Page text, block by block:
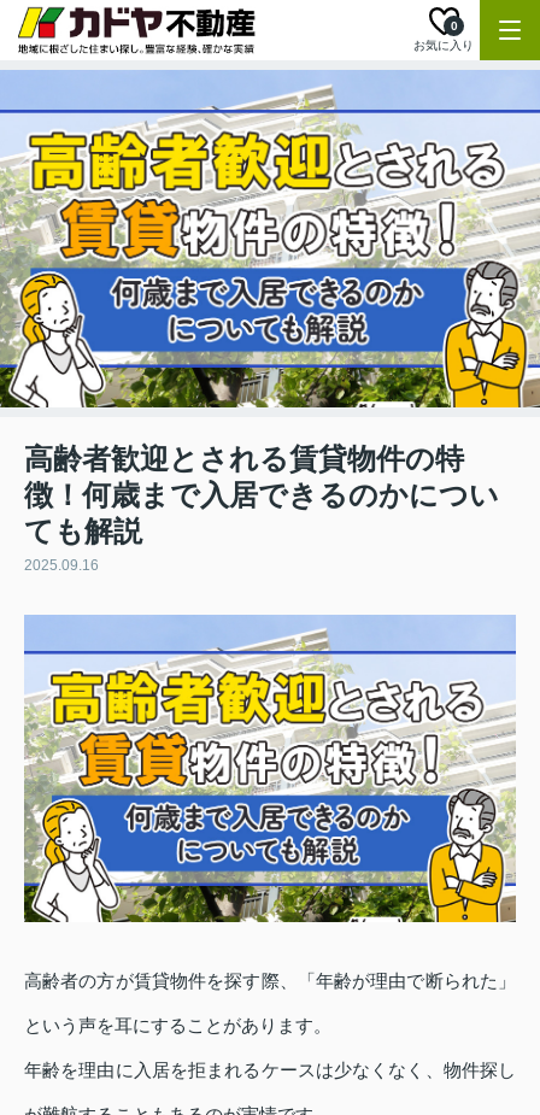
お気に入り
0
高齢者歓迎とされる賃貸物件の特
徴！何歳まで入居できるのかについ
ても解説
2025.09.16
高齢者の方が賃貸物件を探す際、「年齢が理由で断られた」
という声を耳にすることがあります。
年齢を理由に入居を拒まれるケースは少なくなく、物件探し